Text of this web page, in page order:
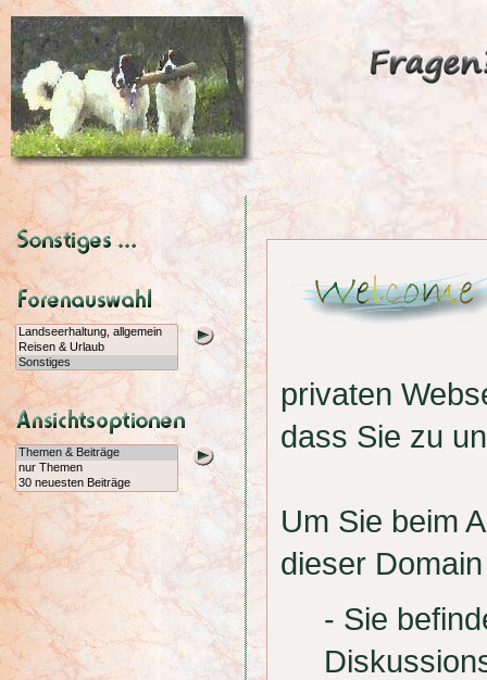
privaten
dass Sie zu
Um Sie beim
dieser
- Sie